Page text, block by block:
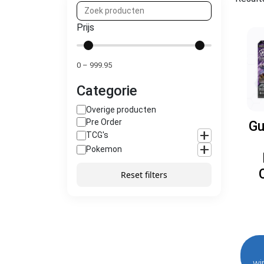
Prijs
0 – 999.95
Categorie
Overige producten
Pre Order
TCG's
+
Pokemon +
Reset filters